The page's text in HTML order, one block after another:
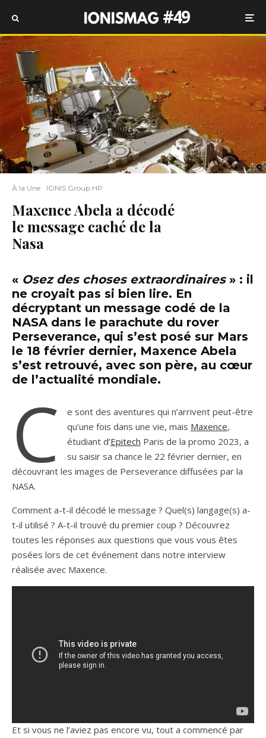
#49
À la Une IONIS Group HP
Maxence Abela a décodé
le message caché de la
Nasa
« Osez des choses extraordinaires» : il
ne croyait pas si bien lire. En
décryptant un message codé de la
NASA dans le parachute du rover
Perseverance, qui s’est posé sur Mars
le 18 février dernier, Maxence Abela
s’est retrouvé, avec son père, au cœur
de l’actualité mondiale.
C
e sont des aventures qui n’arrivent peut-être
qu’une fois dans une vie, mais Maxence,
étudiant d’Epitech Paris de la promo 2023, a
su saisir sa chance le 22 février dernier, en
découvrant les images de Perseverance diffusées par la
NASA.
Comment a-t-il décodé le message ? Quel(s) langage(s) a-
t-il utilisé ? A-t-il trouvé du premier coup ? Découvrez
toutes les réponses aux questions que vous vous êtes
posées lors de cet événement dans notre interview
réalisée avec Maxence.
Et si vous ne l’aviez pas encore vu, tout a commencé par